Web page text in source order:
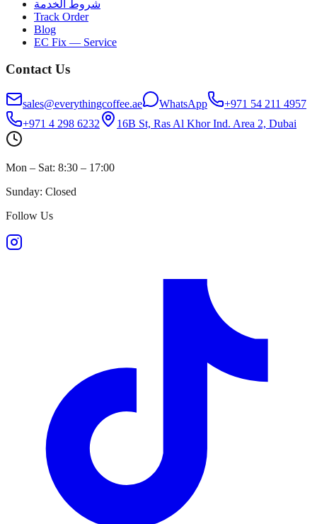
شروط الخدمة
Track Order
Blog
EC Fix — Service
Contact Us
sales@everythingcoffee.ae WhatsApp
+971 54 211 4957
+971 4 298 6232
16B St, Ras Al Khor Ind. Area 2, Dubai
Mon – Sat: 8:30 – 17:00
Sunday: Closed
Follow Us